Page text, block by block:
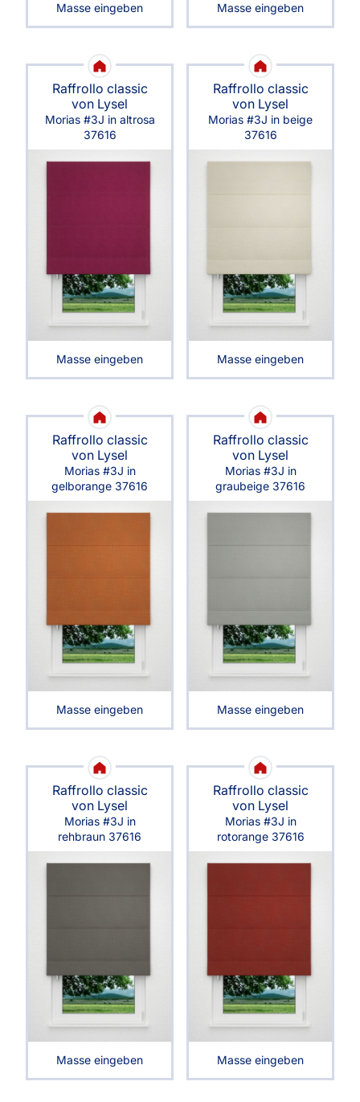
Masse eingeben Masse eingeben
Raffrollo classic
von Lysel
Morias #3J in altrosa
37616
Masse eingeben
Raffrollo classic
von Lysel
Morias #3J in beige
37616
Masse eingeben
Raffrollo classic
von Lysel
Morias #3J in
gelborange 37616
Masse eingeben
Raffrollo classic
von Lysel
Morias #3J in
graubeige 37616
Masse eingeben
Raffrollo classic
von Lysel
Morias #3J in
rehbraun 37616
Masse eingeben
Raffrollo classic
von Lysel
Morias #3J in
rotorange 37616
Masse eingeben